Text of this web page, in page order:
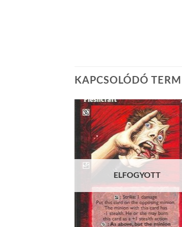
KAPCSOLÓDÓ
ELFOGYOTT